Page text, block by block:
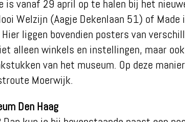
is vanaf 29 april op te halen bij het
Welzijn (Aagje Dekenlaan 51) of Made
liggen bovendien posters van
alleen winkels en instellingen, maar
van het museum. Op deze
Moerwijk.
Den Haag